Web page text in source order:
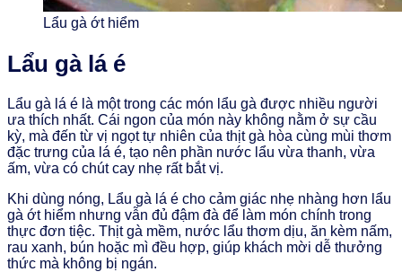
Lẩu gà ớt hiểm
Lẩu gà lá é
Lẩu gà lá é là một trong các món lẩu gà được nhiều người
ưa thích nhất. Cái ngon của món này không nằm ở sự cầu
kỳ, mà đến từ vị ngọt tự nhiên của thịt gà hòa cùng mùi thơm
đặc trưng của lá é, tạo nên phần nước lẩu vừa thanh, vừa
ấm, vừa có chút cay nhẹ rất bắt vị.
Khi dùng nóng, Lẩu gà lá é cho cảm giác nhẹ nhàng hơn lẩu
gà ớt hiểm nhưng vẫn đủ đậm đà để làm món chính trong
thực đơn tiệc. Thịt gà mềm, nước lẩu thơm dịu, ăn kèm nấm,
rau xanh, bún hoặc mì đều hợp, giúp khách mời dễ thưởng
thức mà không bị ngán.